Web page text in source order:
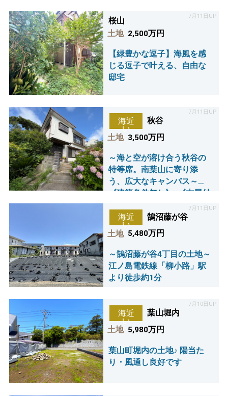
7月11日UP
桜山
土地 2,500万円
【緑豊かな逗子】海風を感
じる逗子で叶える、自由な
邸宅
7月11日UP
海近
い
秋谷
土地 3,500万円
～海と空が溶け合う秋谷の
特等席。南葉山に寄り添
う、広大なキャンバス～
《建築条件無し》×《古屋付
7月11日UP
海近
い
鵠沼藤が谷
土地 5,480万円
～鵠沼藤が谷4丁目の土地～
江ノ島電鉄線「柳小路」駅
より徒歩約1分
7月10日UP
海近
い
葉山堀内
土地 5,980万円
葉山町堀内の土地♪ 陽当た
り・風通し良好です